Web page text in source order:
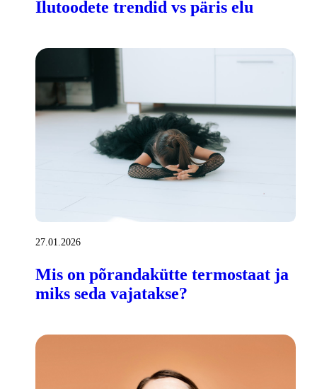
Ilutoodete trendid vs päris elu
27.01.2026
Mis on põrandakütte termostaat ja
miks seda vajatakse?